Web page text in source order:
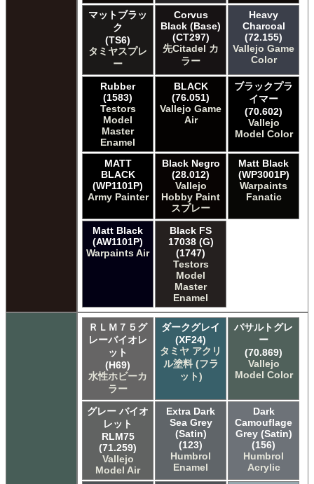
マットブラッ
ク
(TS6)
タミヤスプレ
ー
Corvus
Black (Base)
(CT297)
先Citadel カ
ラー
Heavy
Charcoal
(72.155)
Vallejo Game
Color
Rubber
(1583)
Testors
Model
Master
Enamel
BLACK
(76.051)
Vallejo Game
Air
ブラックプラ
イマー
(70.602)
Vallejo
Model Color
MATT
BLACK
(WP1101P)
Army Painter
Black Negro
(28.012)
Vallejo
Hobby Paint
スプレー
Matt Black
(WP3001P)
Warpaints
Fanatic
Matt Black
(AW1101P)
Warpaints Air
Black FS
17038 (G)
(1747)
Testors
Model
Master
Enamel
ＲＬＭ７５グ
レーバイオレ
ット
(H69)
水性ホビーカ
ラー
ダークグレイ
(XF24)
タミヤ アクリ
ル塗料 (フラ
ット)
バサルトグレ
ー
(70.869)
Vallejo
Model Color
グレー バイオ
レット
RLM75
(71.259)
Vallejo
Model Air
Extra Dark
Sea Grey
(Satin)
(123)
Humbrol
Enamel
Dark
Camouflage
Grey (Satin)
(156)
Humbrol
Acrylic